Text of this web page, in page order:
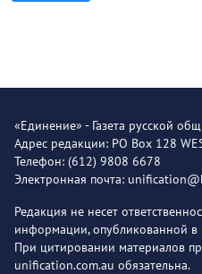
«Единение» - Газета русской
Адрес редакции: PO Box 128
Телефон: (612) 9808 6678
Электронная почта:
Редакция не несет
информации, опубликованной в
При цитировании материалов
unification.com.au обязательна.